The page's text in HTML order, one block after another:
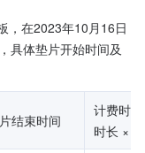
，在2023年10月16日
具体垫片开始时间及
结束时间
计费时
时长 ×